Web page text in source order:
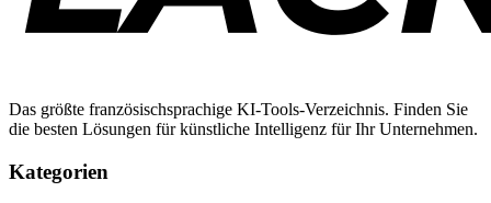
Das größte französischsprachige KI-Tools-Verzeichnis. Finden Sie
die besten Lösungen für künstliche Intelligenz für Ihr Unternehmen.
Kategorien